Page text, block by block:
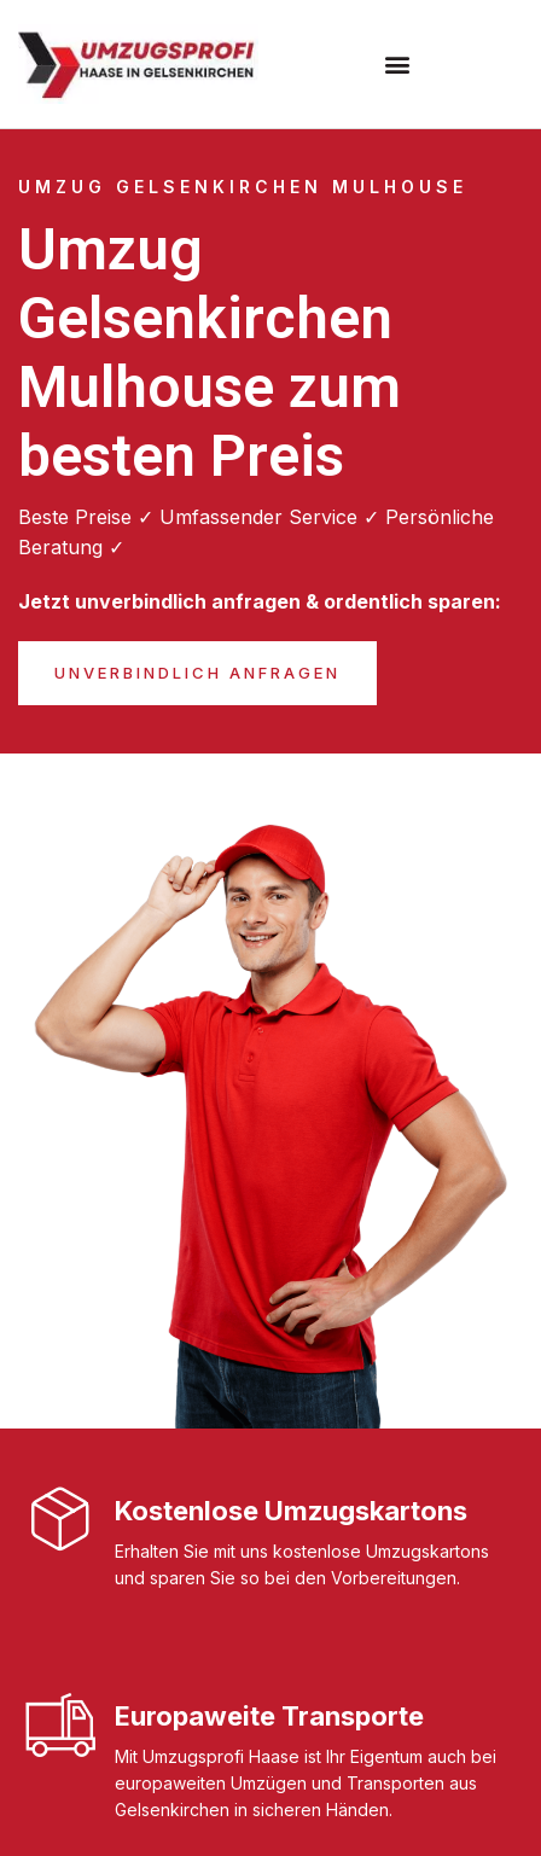
UMZUG GELSENKIRCHEN MULHOUSE
Umzug
Gelsenkirchen
Mulhouse zum
besten Preis
Beste Preise ✓ Umfassender Service ✓ Persönliche
Beratung ✓
Jetzt unverbindlich anfragen & ordentlich sparen:
UNVERBINDLICH ANFRAGEN
Kostenlose Umzugskartons
Erhalten Sie mit uns kostenlose Umzugskartons
und sparen Sie so bei den Vorbereitungen.
Europaweite Transporte
Mit Umzugsprofi Haase ist Ihr Eigentum auch bei
europaweiten Umzügen und Transporten aus
Gelsenkirchen in sicheren Händen.